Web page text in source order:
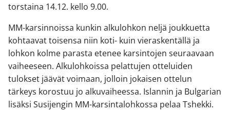
torstaina 14.12. kello 9.00.
MM-karsinnoissa kunkin alkulohkon neljä joukkuetta
kohtaavat toisensa niin koti- kuin vieraskentällä ja
lohkon kolme parasta etenee karsintojen seuraavaan
vaiheeseen. Alkulohkoissa pelattujen otteluiden
tulokset jäävät voimaan, jolloin jokaisen ottelun
tärkeys korostuu jo alkuvaiheessa. Islannin ja Bulgarian
lisäksi Susijengin MM-karsintalohkossa pelaa Tshekki.